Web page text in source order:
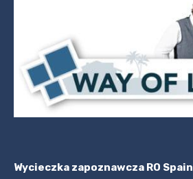
Wycieczka zapoznawcza RO Spain